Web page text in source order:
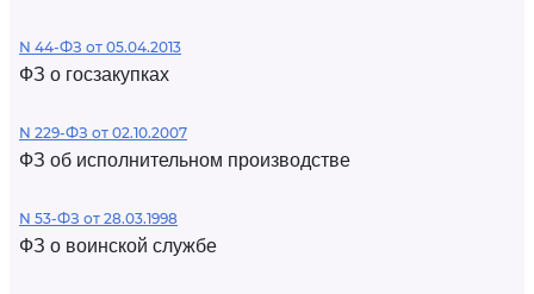
N 44-ФЗ от 05.04.2013
ФЗ о госзакупках
N 229-ФЗ от 02.10.2007
ФЗ об исполнительном производстве
N 53-ФЗ от 28.03.1998
ФЗ о воинской службе